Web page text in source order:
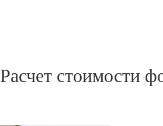
Расчет стоимости